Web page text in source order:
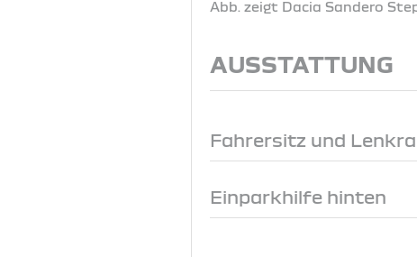
Abb. zeigt Dacia Sandero
AUSSTATTUNG
Fahrersitz und
Einparkhilfe hinten